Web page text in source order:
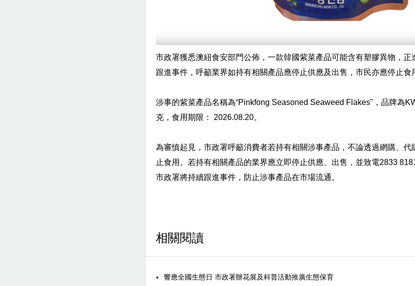
市政署獲悉澳紐食安部門公佈，一款韓國紫菜產品可能含有塑膠異物，正
跟進事件，呼籲業界如持有相關產品應停止供應及出售，市民亦應停止食
涉事的紫菜產品名稱為“Pinkfong Seasoned Seaweed Flakes"，品牌為
克，食用期限： 2026.08.20。
為審慎起見，市政署呼籲消費者若持有相關涉事產品，不論透過網購、
止食用。若持有相關產品的業界應立即停止供應、出售，並致電2833
市政署將持續跟進事件，防止涉事產品在市場流通。
相關閱讀
響應全國生態日 市政署辦花展及科普活動推廣生態保育